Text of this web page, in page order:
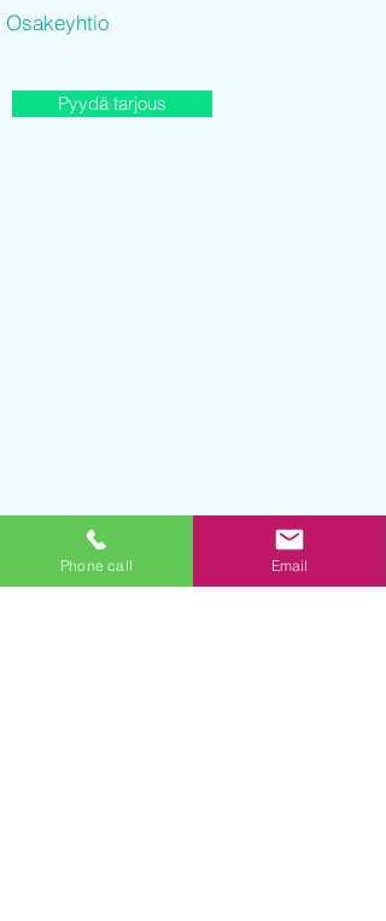
Osakeyhtio
Pyydä tarjous
Phone call Email